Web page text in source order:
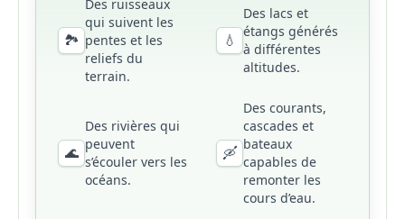
🏞️
Des ruisseaux
qui suivent les
pentes et les
reliefs du
terrain.
💧
Des lacs et
étangs générés
à différentes
altitudes.
🌊
Des rivières qui
peuvent
s’écouler vers les
océans.
🛶
Des courants,
cascades et
bateaux
capables de
remonter les
cours d’eau.